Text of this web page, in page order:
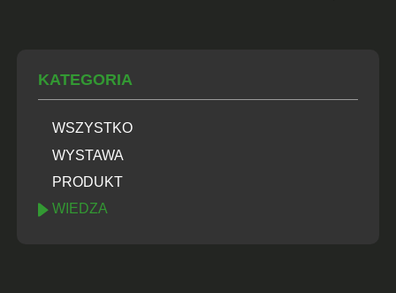
KATEGORIA
WSZYSTKO
WYSTAWA
PRODUKT
WIEDZA